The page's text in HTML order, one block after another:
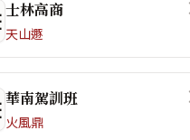
士林高商
天山遯
華南駕訓班
火風鼎